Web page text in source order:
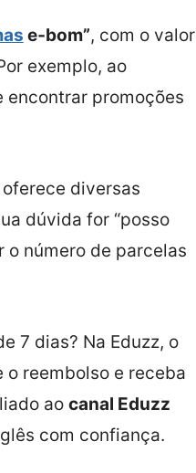
e‑bom”, com o valor
exemplo, ao
encontrar promoções
diversas
dúvida for “posso
o número de parcelas
7 dias? Na Eduzz, o
reembolso e receba
ao canal Eduzz
com confiança.